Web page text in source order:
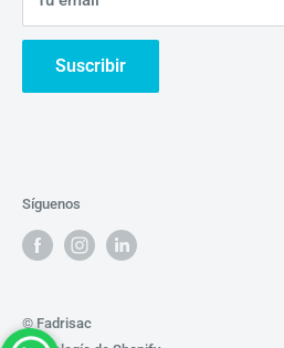
Suscribir
Síguenos
© Fadrisac